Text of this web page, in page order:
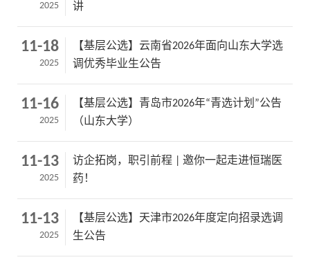
2025
讲
11-18
2025
【基层公选】云南省2026年面向山东大学选
调优秀毕业生公告
11-16
2025
【基层公选】青岛市2026年“青选计划”公告
（山东大学）
11-13
2025
访企拓岗，职引前程 | 邀你一起走进恒瑞医
药！
11-13
2025
【基层公选】天津市2026年度定向招录选调
生公告